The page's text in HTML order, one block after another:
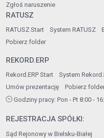
Zgłoś naruszenie
RATUSZ
RATUSZ Start System RATUSZ
Pobierz folder
REKORD.ERP
Rekord.ERP Start System
Umów prezentację
Pobierz
Godziny pracy: Pon - Pt 8:00 -
REJESTRACJA SPÓŁKI:
Sąd Rejonowy w Bielsku-Białej